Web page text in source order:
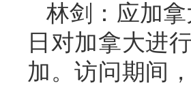
林剑：应加
日对加拿大进
加。访问期间